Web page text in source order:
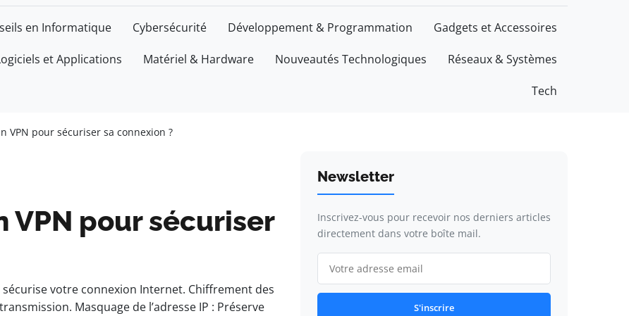
en Informatique Cybersécurité Développement & Programmation Gadgets et Accessoires
et Applications Matériel & Hardware Nouveautés Technologiques Réseaux & Systèmes
Tech
VPN pour sécuriser sa connexion ?
pour sécuriser
sécurise votre connexion Internet. Chiffrement des
Masquage de l’adresse IP : Préserve
Newsletter
Inscrivez-vous pour recevoir nos derniers articles
directement dans votre boîte mail.
S'inscrire